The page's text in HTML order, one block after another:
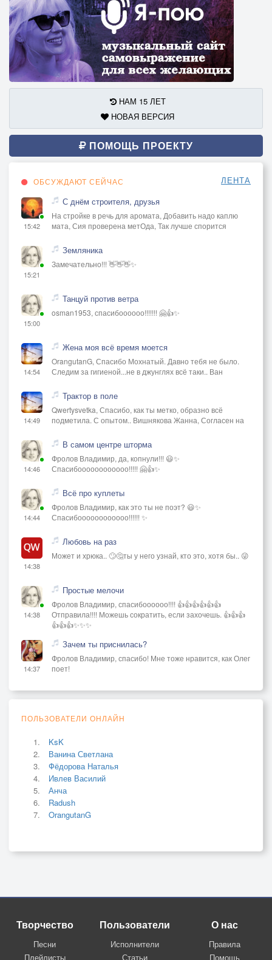
НАМ 15 ЛЕТ
НОВАЯ ВЕРСИЯ
ПОМОЩЬ ПРОЕКТУ
ОБСУЖДАЮТ СЕЙЧАС ЛЕНТА
15:42
С днём строителя, друзья
На стройке в речь для аромата, Добавить надо каплю
мата, Сия проверена метОда, Так лучше спорится
15:21
Земляника
Замечательно!!! 👋👋👋✨
15:00
Танцуй против ветра
osman1953, спасибоооооо!!!!!!! 🤗👍✨
14:54
Жена моя всё время моется
OrangutanG, Спасибо Мохнатый. Давно тебя не было.
Следим за гигиеной...не в джунглях всё таки.. Ван
14:49
Трактор в поле
Qwertysvetka, Спасибо, как ты метко, образно всё
подметила. С опытом.. Вишнякова Жанна, Согласен на
14:46
В самом центре шторма
Фролов Владимир, да, копнули!!! 😃✨
Спасибоооооооооооо!!!!! 🤗👍✨
14:44
Всё про куплеты
Фролов Владимир, как это ты не поэт? 😃✨
Спасибоооооооооооо!!!!!! ✨
14:38
Любовь на раз
Может и хрюка.. 🙄🤔ты у него узнай, кто это, хотя бы.. 😜
14:38
Простые мелочи
Фролов Владимир, спасибоооооо!!!! 👍👍👍👍👍👍
Отправила!!!! Можешь сократить, если захочешь. 👍👍👍
👍👍👍✨✨✨
14:37
Зачем ты приснилась?
Фролов Владимир, спасибо! Мне тоже нравится, как Олег
поет!
ПОЛЬЗОВАТЕЛИ ОНЛАЙН
KsK
Ванина Светлана
Фёдорова Наталья
Ивлев Василий
Анча
Radush
OrangutanG
Творчество
Песни
Плейлисты
Пользователи
Исполнители
Статьи
О нас
Правила
Помощь